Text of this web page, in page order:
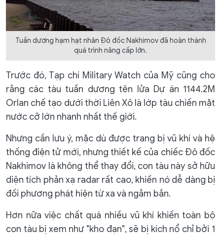
Tuần dương hạm hạt nhân Đô đốc Nakhimov đã hoàn thành
quá trình nâng cấp lớn.
Trước đó, Tạp chí Military Watch của Mỹ cũng cho
rằng các tàu tuần dương tên lửa Dự án 1144.2M
Orlan chế tạo dưới thời Liên Xô là lớp tàu chiến mặt
nước cỡ lớn nhanh nhất thế giới.
Nhưng cần lưu ý, mặc dù được trang bị vũ khí và hệ
thống điện tử mới, nhưng thiết kế của chiếc Đô đốc
Nakhimov là không thể thay đổi, con tàu này sở hữu
diện tích phản xạ radar rất cao, khiến nó dễ dàng bị
đối phương phát hiện từ xa và ngắm bắn.
Hơn nữa việc chất quá nhiều vũ khí khiến toàn bộ
con tàu bị xem như "kho đạn", sẽ bị kích nổ chỉ bởi 1